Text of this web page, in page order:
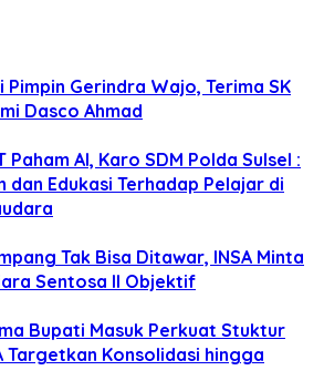
Pimpin Gerindra Wajo, Terima SK
Dasco Ahmad
Paham AI, Karo SDM Polda Sulsel :
dan Edukasi Terhadap Pelajar di
Tak Bisa Ditawar, INSA Minta
Sentosa II Objektif
Bupati Masuk Perkuat Stuktur
Targetkan Konsolidasi hingga